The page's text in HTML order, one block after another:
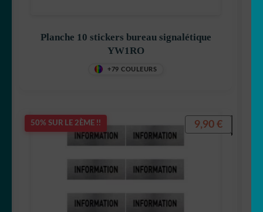
Planche 10 stickers bureau signalétique
YW1RO
+79 COULEURS
50% SUR LE 2ÈME !! 9,90 €